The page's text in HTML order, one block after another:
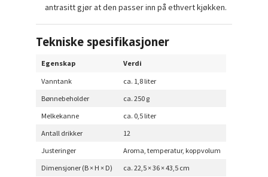
antrasitt gjør at den passer inn på ethvert kjøkken.
Tekniske spesifikasjoner
Egenskap
Verdi
Vanntank
ca. 1,8 liter
Bønnebeholder
ca. 250 g
Melkekanne
ca. 0,5 liter
Antall drikker
12
Justeringer
Aroma, temperatur, koppvolum
Dimensjoner (B × H × D)
ca. 22,5 × 36 × 43,5 cm